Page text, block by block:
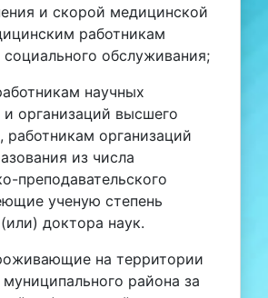
и скорой медицинской
работникам
социального обслуживания;
научных
и организаций высшего
работникам организаций
из числа
преподавательского
ученую степень
доктора наук.
на территории
муниципального района за